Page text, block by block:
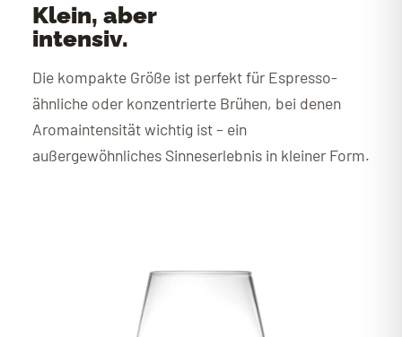
Klein, aber
intensiv.
Die kompakte Größe ist perfekt für Espresso-
ähnliche oder konzentrierte Brühen, bei denen
Aromaintensität wichtig ist – ein
außergewöhnliches Sinneserlebnis in kleiner Form.